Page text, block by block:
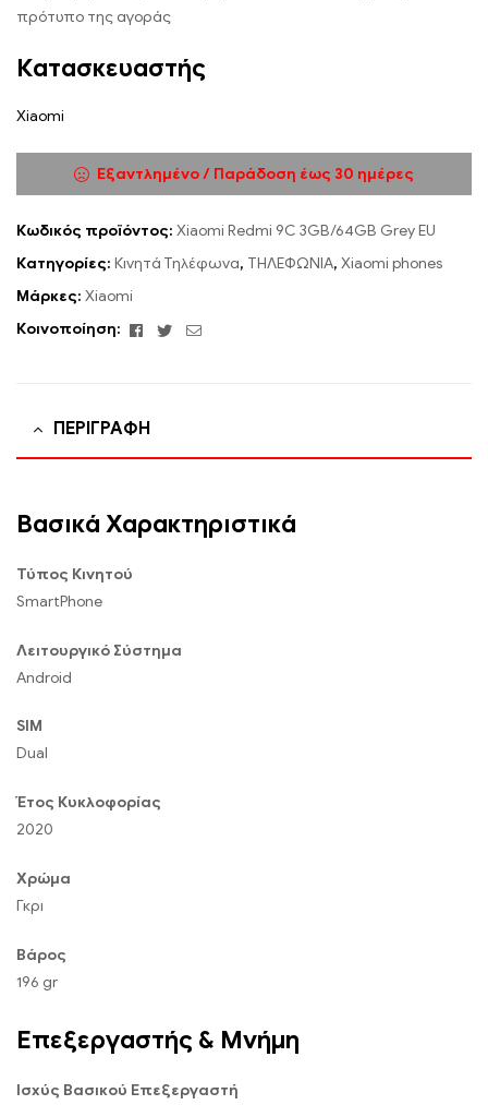
πρότυπο της αγοράς
Κατασκευαστής
Xiaomi
Εξαντλημένο / Παράδοση έως 30 ημέρες
Κωδικός προϊόντος: Xiaomi Redmi 9C 3GB/64GB Grey EU
Κατηγορίες: Κινητά Τηλέφωνα, ΤΗΛΕΦΩΝΙΑ, Xiaomi phones
Μάρκες: Xiaomi
Κοινοποίηση:
Facebook
TwitterEmail
ΠΕΡΙΓΡΑΦΉ
Βασικά Χαρακτηριστικά
Τύπος Κινητού
SmartPhone
Λειτουργικό Σύστημα
Android
SIM
Dual
Έτος Κυκλοφορίας
2020
Χρώμα
Γκρι
Βάρος
196 gr
Επεξεργαστής & Μνήμη
Ισχύς Βασικού Επεξεργαστή